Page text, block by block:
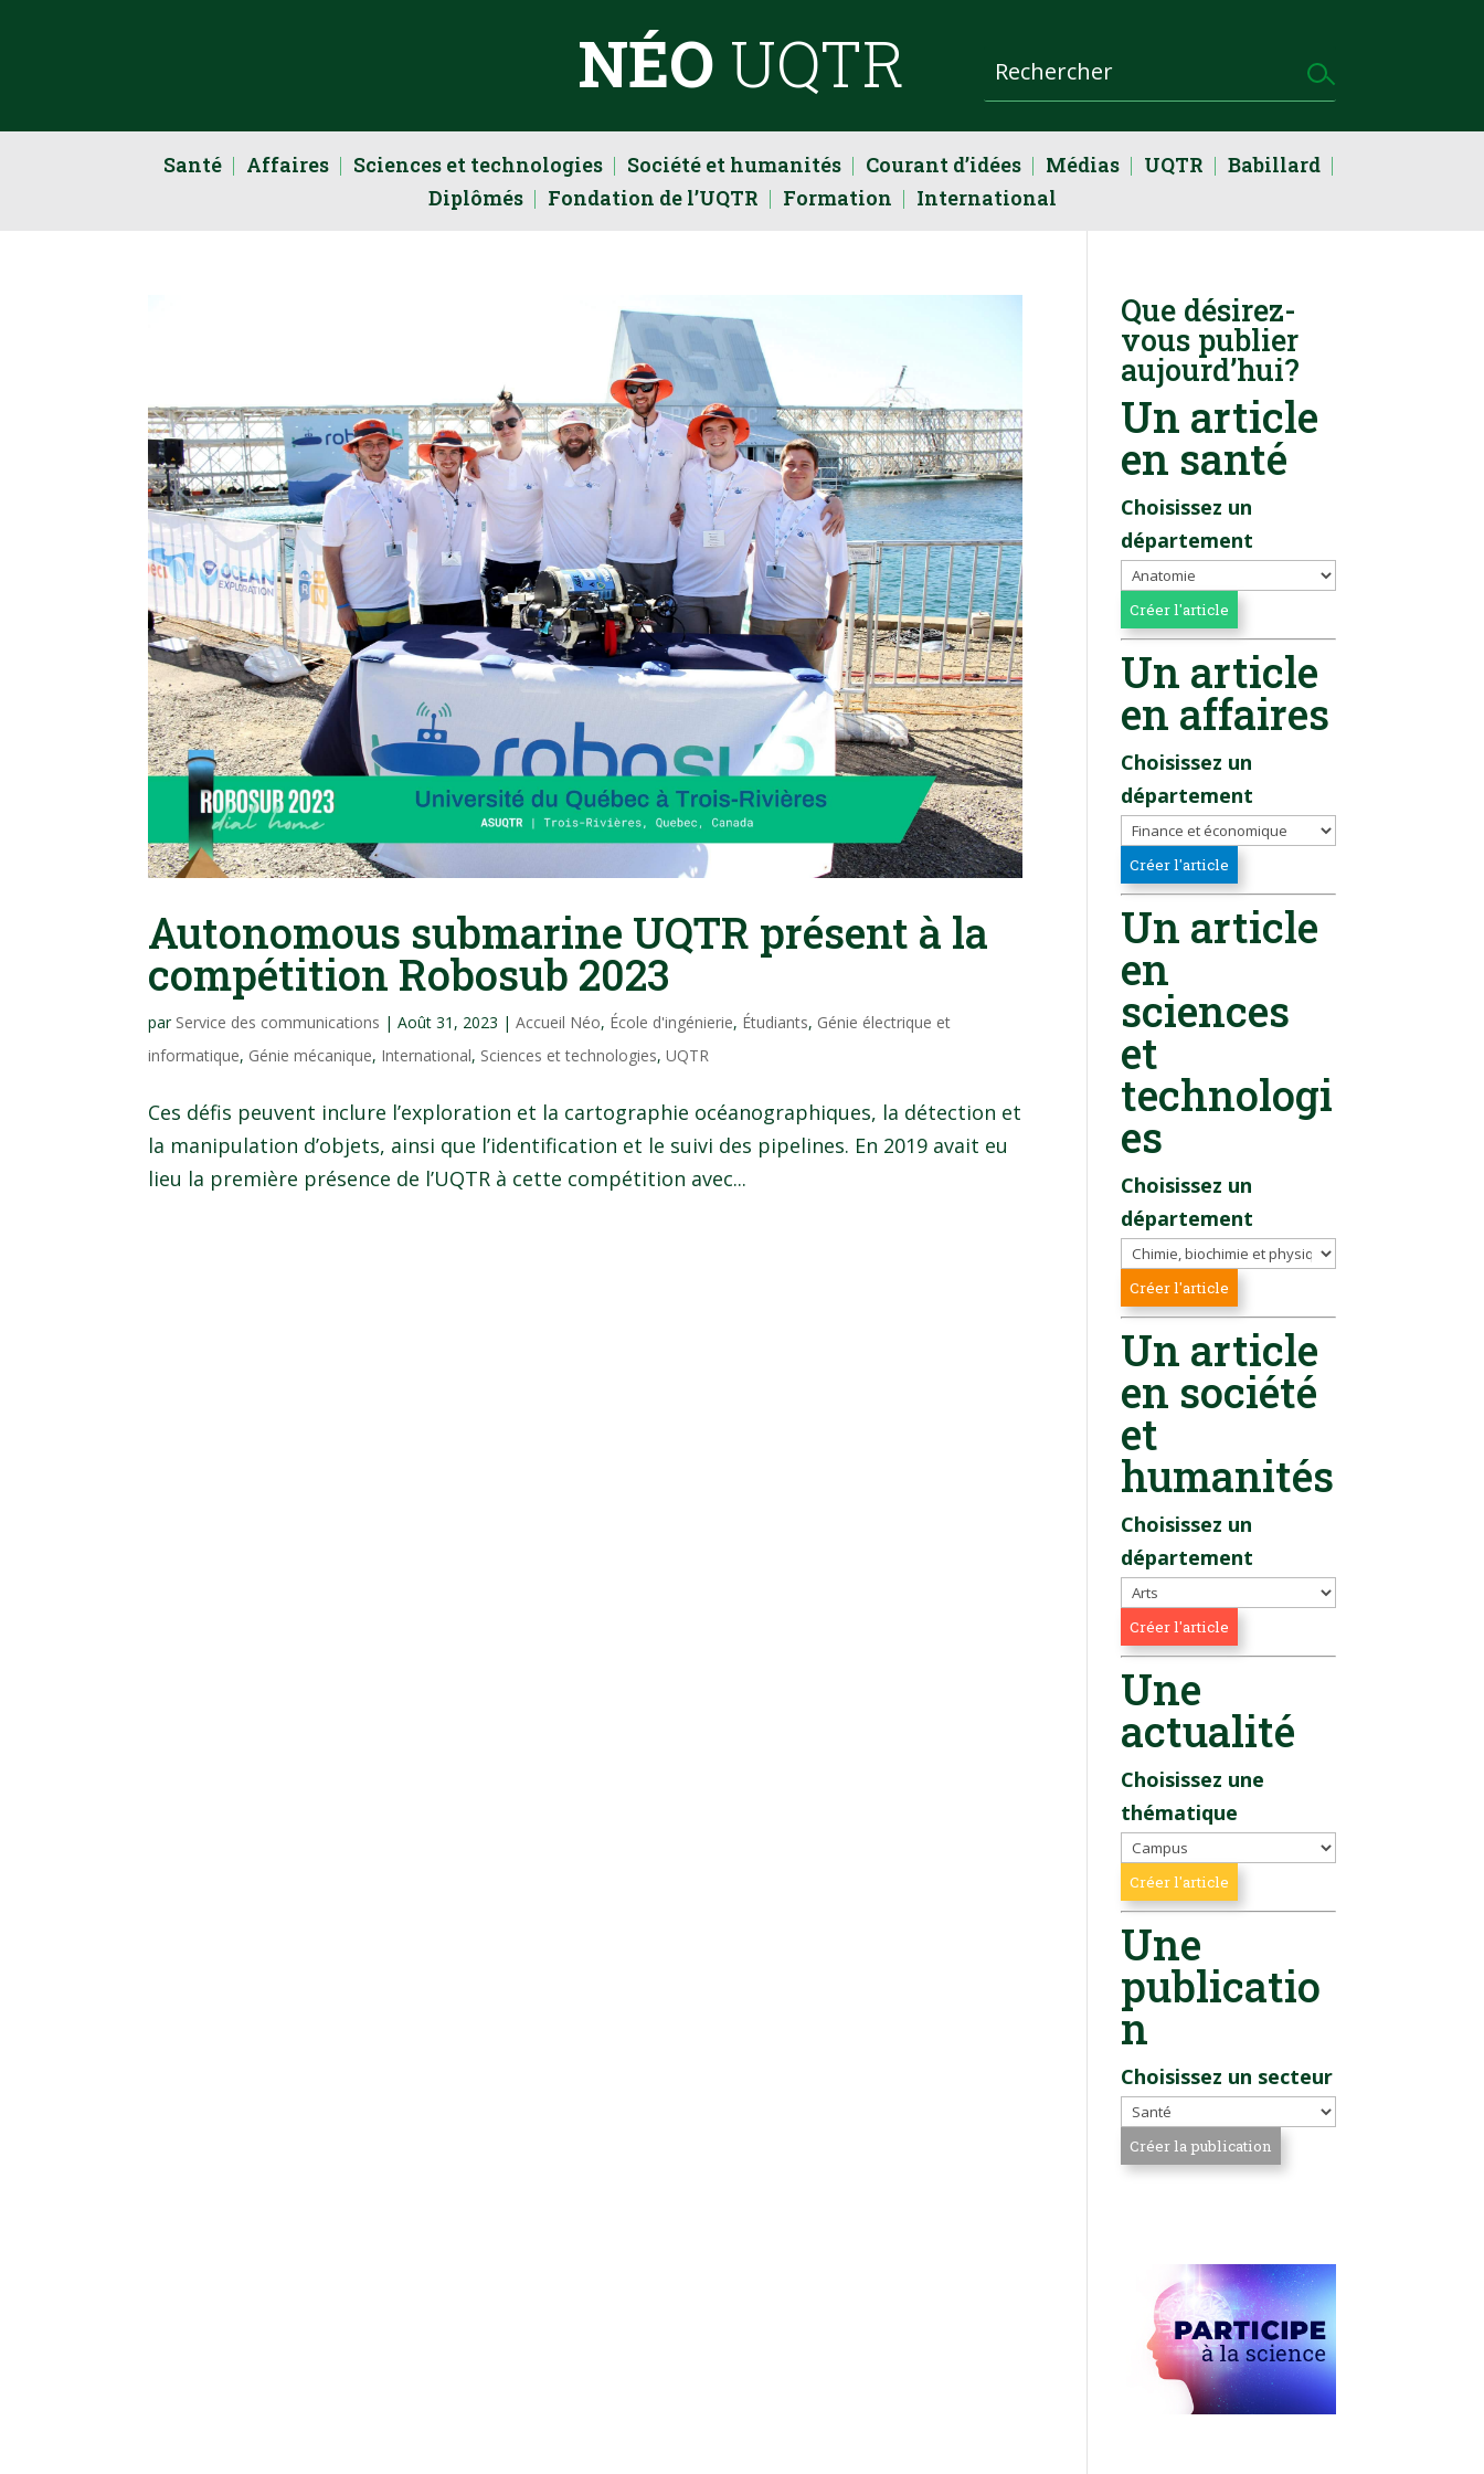
NÉO UQTR
Santé Affaires Sciences et technologies Société et humanités Courant d’idées Médias UQTR
Babillard
Diplômés
Fondation de l’UQTR Formation International
Autonomous submarine UQTR présent à la
compétition Robosub 2023
par Service des communications |Août 31, 2023 |Accueil Néo, École d'ingénierie, Étudiants, Génie électrique et
informatique, Génie mécanique, International, Sciences et technologies,UQTR
Ces défis peuvent inclure l’exploration et la cartographie océanographiques, la détection et
la manipulation d’objets, ainsi que l’identification et le suivi des pipelines. En 2019 avait eu
lieu la première présence de l’UQTR à cette compétition avec...
Que désirez-
vous publier
aujourd’hui?
Un article
en santé
Choisissez un
département
Un article
en affaires
Choisissez un
département
Un article
en
sciences
et
technologi
es
Choisissez un
département
Un article
en société
et
humanités
Choisissez un
département
Une
actualité
Choisissez une
thématique
Une
publicatio
n
Choisissez un secteur